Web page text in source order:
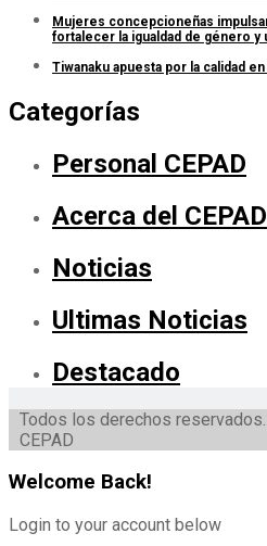
Mujeres concepcioneñas
fortalecer la igualdad de género y
Tiwanaku apuesta por la calidad
Categorías
Personal CEPAD
Acerca del CEPAD
Noticias
Ultimas Noticias
Destacado
Todos los derechos
CEPAD
Welcome Back!
Login to your account below